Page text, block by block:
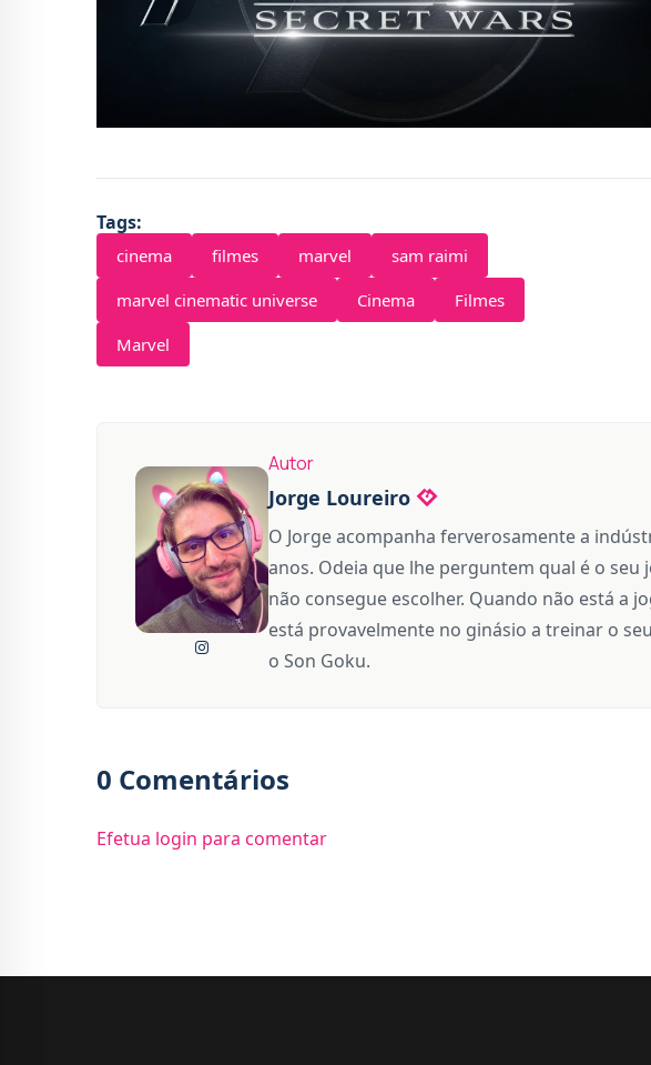
Tags:
cinema filmes marvel
sam raimi
marvel cinematic universe
Cinema
Filmes
Marvel
Autor
Jorge Loureiro
O Jorge acompanha ferverosamente a
anos. Odeia que lhe perguntem qual é o
não consegue escolher. Quando não está a
está provavelmente no ginásio a treinar o
o Son Goku.
0 Comentários
Efetua login para comentar